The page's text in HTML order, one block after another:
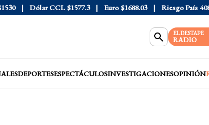
Dólar CCL $1577.3 Euro $1688.03 Riesgo País 408
EL DESTAPE
RADIO
DEPORTESESPECTÁCULOSINVESTIGACIONESOPINIÓN